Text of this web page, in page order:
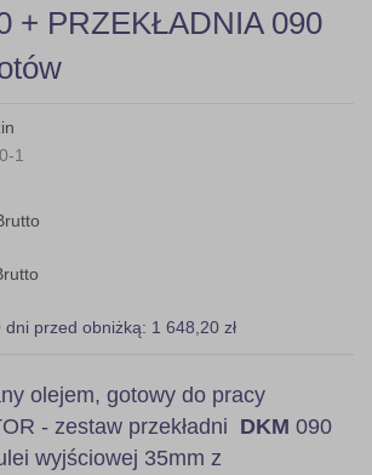
+ PRZEKŁADNIA 090
1
przed obniżką: 1 648,20 zł
olejem, gotowy do pracy
- zestaw przekładni DKM 090
wyjściowej 35mm z